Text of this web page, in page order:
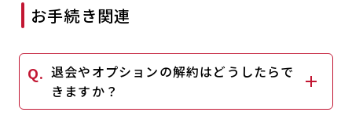
休会お手続き オプション料金
入会するトップ
料金・サービス等詳しく見る
お手続き関連
退会やオプションの解約はどうしたらで
きますか？